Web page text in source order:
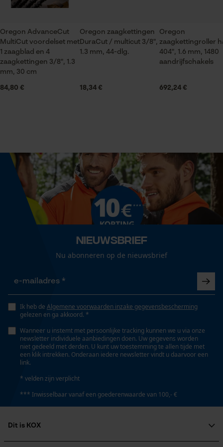
Seizoen
Leveringsomvang
1 x zaagblad
Railslengte
30 cm
Technische specificaties
Automatische kettingsmering
Nee
Fasewisselaar
Nee
Schuine snede
Nee
Deling
Oregon AdvanceCut
MultiCut voordelset met
1 zaagblad en 4
zaagkettingen 3/8", 1.3
mm, 30 cm
84,80 €
Oregon zaagkettingen
DuraCut / multicut 3/8",
1.3 mm, 44-dlg.
18,34 €
Oregon
zaagkettingroller
404", 1.6 mm, 1480
aandrijfschakels
692,24 €
Nieuwsbrief
Nu abonneren op de nieuwsbrief
Ik heb de Algemene voorwaarden inzake gegevensbescherming
gelezen en ga akkoord. *
Wanneer u instemt met persoonlijke tracking kunnen we u via onze
newsletter individuele aanbiedingen doen. Uw gegevens worden
niet gedeeld met derden. U kunt uw toestemming te allen tijde met
een klik intrekken. Onderaan iedere newsletter vindt u daarvoor een
link.
* velden zijn verplicht
*** Inwisselbaar vanaf een goederenwaarde van 100,- €
Dit is KOX
Statistische Cookies
Prestatie en functionele
Cookies
Loop54 Personalization
Gepersonaliseerde homepage
Opgeslagen winkelwagen
YouTube-video's
Google Maps
Marketing Cookies
Google Global Site Tag